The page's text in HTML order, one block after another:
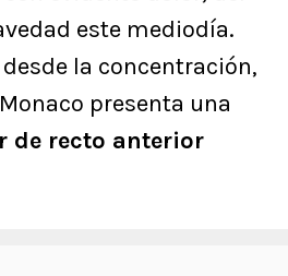
este mediodía.
la concentración,
presenta una
de recto anterior